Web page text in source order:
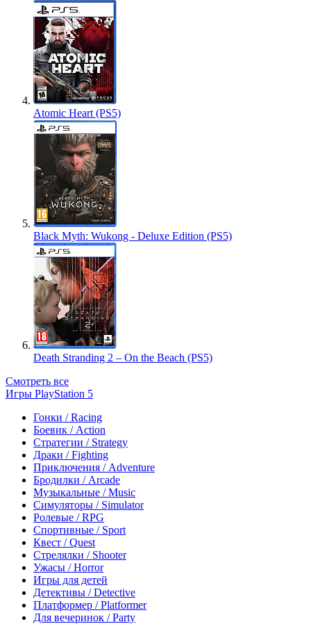
Atomic Heart (PS5)
Black Myth: Wukong - Deluxe Edition (PS5)
Death Stranding 2 – On the Beach (PS5)
Смотреть все
Игры PlayStation 5
Гонки / Racing
Боевик / Action
Стратегии / Strategy
Драки / Fighting
Приключения / Adventure
Бродилки / Arcade
Музыкальные / Music
Симуляторы / Simulator
Ролевые / RPG
Спортивные / Sport
Квест / Quest
Стрелялки / Shooter
Ужасы / Horror
Игры для детей
Детективы / Detective
Платформер / Platformer
Для вечеринок / Party